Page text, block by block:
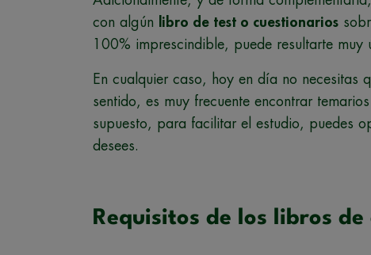
con algún
libro de test o cuestionarios
100% imprescindible, puede resultarte
En cualquier caso, hoy en día no necesitas
sentido, es muy frecuente encontrar
supuesto, para facilitar el estudio, puedes
desees.
Requisitos de los libros